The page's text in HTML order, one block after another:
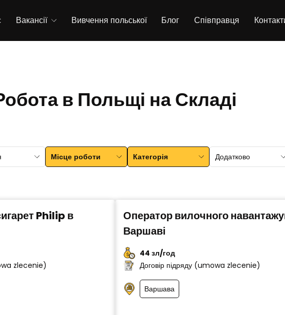
Вакансії Вивчення польської Блог Співправця
в Польщі на Складі
Місце роботи Категорія Додатково
Philip в
zlecenie)
Оператор вилочного
Варшаві
44 зл/год
Договір підряду (umowa zlecenie)
Варшава